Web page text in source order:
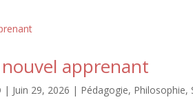
apprenant
| Juin 29, 2026 | Pédagogie, Philosophie,